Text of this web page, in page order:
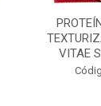
VITAE